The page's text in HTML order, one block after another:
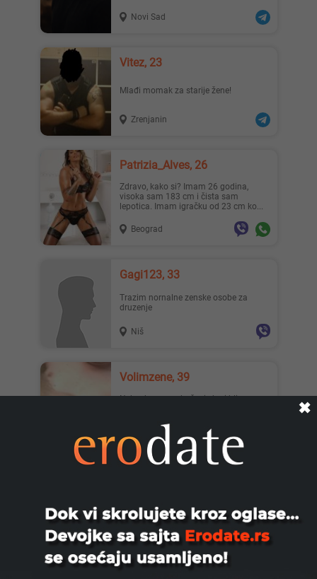
Novi Sad
Vitez, 23
Mlađi momak za starije žene!
Zrenjanin
Patrizia_Alves, 26
Zdravo, kako si? Imam 26 godina,
visoka sam 183 cm i čista sam
lepotica. Imam igračku od 23 cm ko...
Beograd
Gagi123, 33
Trazim nornalne zenske osobe za
druzenje
Niš
Volimzene, 39
Neka dama za druženje bg i bliza
Beograd
Najbolja kurvetina u krevetu ali u
pravom smislu te reci, volim da pljujem
po kurcini, imam 45 go...
✖